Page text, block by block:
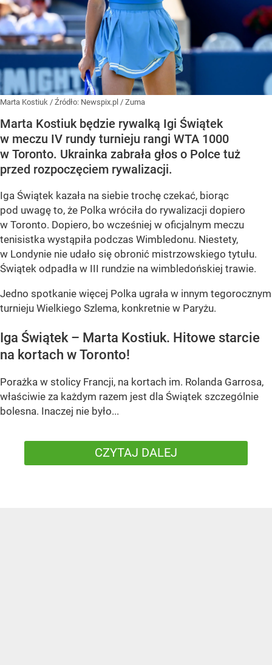
Marta Kostiuk / Źródło: Newspix.pl / Zuma
Marta Kostiuk będzie rywalką Igi Świątek
w meczu IV rundy turnieju rangi WTA 1000
w Toronto. Ukrainka zabrała głos o Polce tuż
przed rozpoczęciem rywalizacji.
Iga Świątek kazała na siebie trochę czekać, biorąc
pod uwagę to, że Polka wróciła do rywalizacji dopiero
w Toronto. Dopiero, bo wcześniej w oficjalnym meczu
tenisistka wystąpiła podczas Wimbledonu. Niestety,
w Londynie nie udało się obronić mistrzowskiego tytułu.
Świątek odpadła w III rundzie na wimbledońskiej trawie.
Jedno spotkanie więcej Polka ugrała w innym tegorocznym
turnieju Wielkiego Szlema, konkretnie w Paryżu.
Iga Świątek – Marta Kostiuk. Hitowe starcie
na kortach w Toronto!
Porażka w stolicy Francji, na kortach im. Rolanda Garrosa,
właściwie za każdym razem jest dla Świątek szczególnie
bolesna. Inaczej nie było...
CZYTAJ DALEJ